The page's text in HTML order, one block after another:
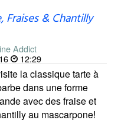
Fraises & Chantilly
Addict
12:29
la classique tarte à
dans une forme
avec des fraise et
au mascarpone!